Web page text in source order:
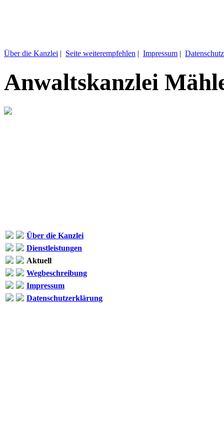
Über die Kanzlei | Seite weiterempfehlen | Impressum |
Anwaltskanzlei
Über die Kanzlei
Dienstleistungen
Aktuell
Wegbeschreibung
Impressum
Datenschutzerklärung